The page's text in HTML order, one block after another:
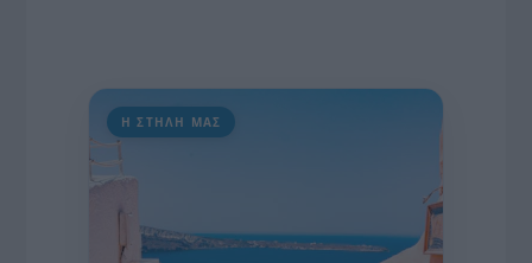
Η ΣΤΗΛΗ ΜΑΣ